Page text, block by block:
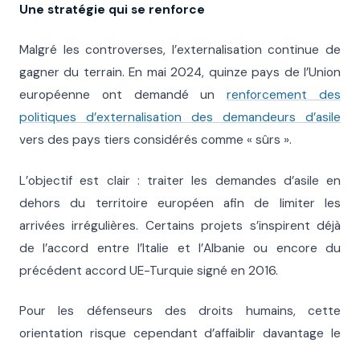
Une stratégie qui se renforce
Malgré les controverses, l’externalisation continue de
gagner du terrain. En mai 2024, quinze pays de l’Union
européenne ont demandé unrenforcement des
politiques d’externalisation des demandeurs d’asile
vers des pays tiers considérés comme « sûrs ».
L’objectif est clair : traiter les demandes d’asile en
dehors du territoire européen afin de limiter les
arrivées irrégulières. Certains projets s’inspirent déjà
de l’accord entre l’Italie et l’Albanie ou encore du
précédent accord UE-Turquie signé en 2016.
Pour les défenseurs des droits humains, cette
orientation risque cependant d’affaiblir davantage le